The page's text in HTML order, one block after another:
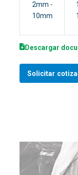
2mm -
10mm
Descargar
Solicitar